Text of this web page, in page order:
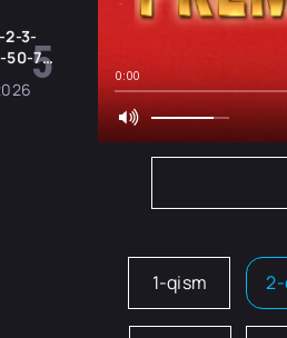
2-3-
50-70
0:00
1-qism